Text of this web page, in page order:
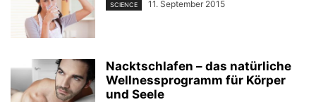
SCIENCE 11. September 2015
Nacktschlafen – das natürliche
Wellnessprogramm für Körper
und Seele